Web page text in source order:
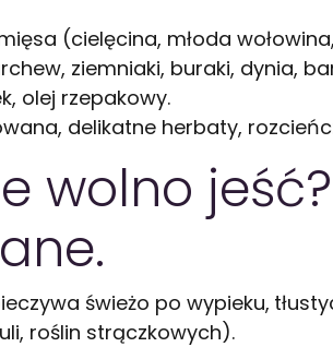
mięsa (cielęcina, młoda
ziemniaki, buraki, dynia,
olej rzepakowy.
delikatne herbaty,
wolno
świeżo po wypieku,
roślin strączkowych).